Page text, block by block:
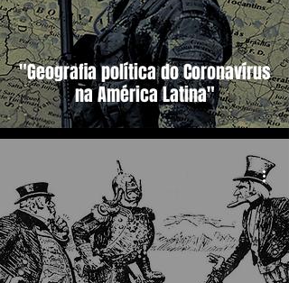
"Geografia política do Coronavírus
na América Latina"